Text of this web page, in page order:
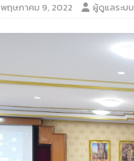
พฤษภาคม 9, 2022 ผู้ดูแลระบบ